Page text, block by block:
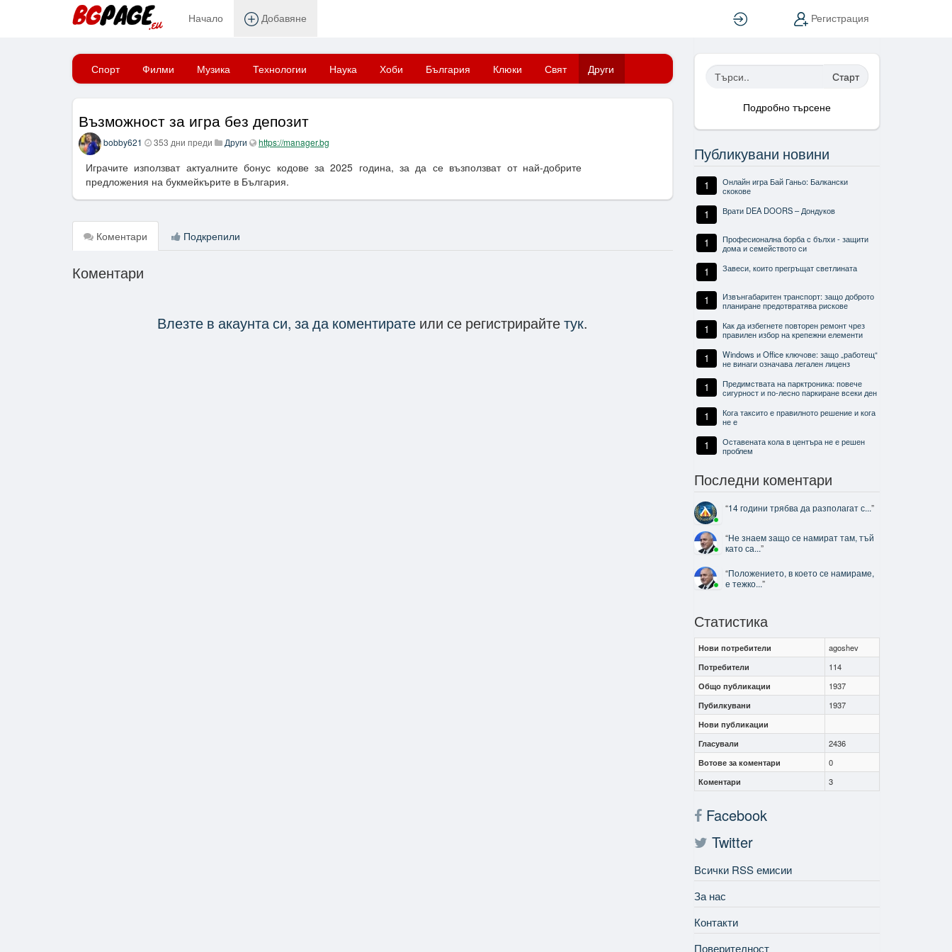
Начало Регистрация
Добавяне
Начало
Спорт Филми Музика Технологии Наука Хоби България Клюки Свят Други
Възможност за игра без депозит
bobby621 353 дни преди Други https://manager.bg
Играчите използват актуалните бонус кодове за 2025 година, за да се възползват от най-добрите
предложения на букмейкърите в България.
Коментари Подкрепили
Коментари
Влезте в акаунта си, за да коментирате или се регистрирайтетук.
Старт
Подробно търсене
Публикувани новини
1
Онлайн игра Бай Ганьо: Балкански
скокове
1 Врати DEA DOORS – Дондуков
1
Професионална борба с бълхи - защити
дома и семейството си
1 Завеси, които прегръщат светлината
1
Извънгабаритен транспорт: защо доброто
планиране предотвратява рискове
1
Как да избегнете повторен ремонт чрез
правилен избор на крепежни елементи
1
Windows и Office ключове: защо „работещ“
не винаги означава легален лиценз
1
Предимствата на парктроника: повече
сигурност и по-лесно паркиране всеки ден
1
Кога таксито е правилното решение и кога
не е
1
Оставената кола в центъра не е решен
проблем
Последни коментари
“14 години трябва да разполагат с...”
“Не знаем защо се намират там, тъй
като са...”
“Положението, в което се намираме,
е тежко...”
Статистика
Нови потребители
agoshev
Потребители
114
Общо публикации
1937
Пубилкувани
1937
Нови публикации
Гласували
2436
Вотове за коментари
0
Коментари
3
Facebook
Twitter
Всички RSS емисии
За нас
Контакти
Поверителност